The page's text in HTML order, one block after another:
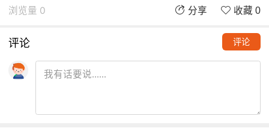
浏览量 0 分享 收藏 0
评论 评论